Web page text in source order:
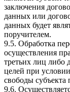
заключения
данных или
данных будет
поручителем.
9.5. Обработка
осуществления
третьих лиц либо
целей при
свободы
9.6.